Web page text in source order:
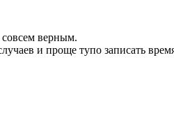
совсем верным.
и проще тупо записать